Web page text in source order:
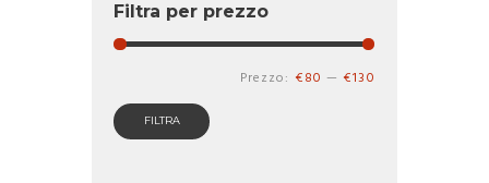
Filtra per prezzo
FILTRA
Prezzo: €80 — €130